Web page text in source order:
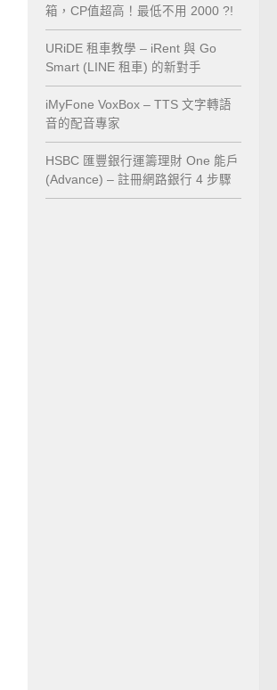
箱，CP值超高！最低不用 2000 ?!
URiDE 租車教學 – iRent 與 Go
Smart (LINE 租車) 的新對手
iMyFone VoxBox – TTS 文字轉語
音的配音專家
HSBC 匯豐銀行運籌理財 One 能戶
(Advance) – 註冊網路銀行 4 步驟